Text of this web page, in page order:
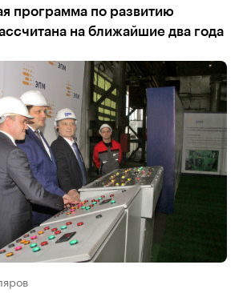
программа по развитию
на ближайшие два года